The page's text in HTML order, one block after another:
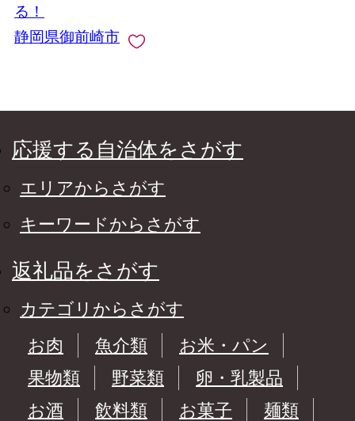
る！
静岡県御前崎市
応援する自治体をさがす
エリアからさがす
キーワードからさがす
返礼品をさがす
カテゴリからさがす
お肉
魚介類
お米・パン
果物類
野菜類
卵・乳製品
お酒
飲料類 お菓子
麺類